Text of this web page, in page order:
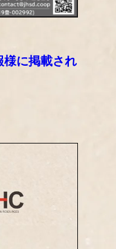
様に掲載され